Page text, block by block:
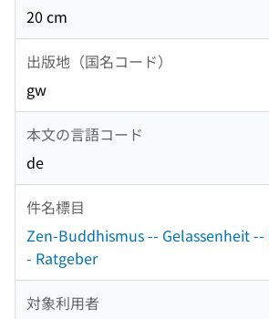
20 cm
出版地（国名コード）
gw
本文の言語コード
de
件名標目
Zen-Buddhismus -- Gelassenheit
- Ratgeber
対象利用者